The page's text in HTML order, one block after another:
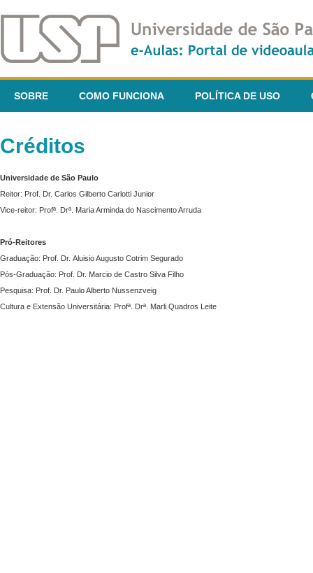
SOBRE COMO FUNCIONA POLÍTICA DE USO
Créditos
Universidade de São Paulo
Reitor: Prof. Dr. Carlos Gilberto Carlotti Junior
Vice-reitor: Profª. Drª. Maria Arminda do Nascimento Arruda
Pró-Reitores
Graduação: Prof. Dr. Aluisio Augusto Cotrim Segurado
Pós-Graduação: Prof. Dr. Marcio de Castro Silva Filho
Pesquisa: Prof. Dr. Paulo Alberto Nussenzveig
Cultura e Extensão Universitária: Profª. Drª. Marli Quadros Leite